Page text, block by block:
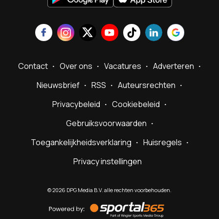
Contact Over ons Vacatures
Adverteren
Nieuwsbrief
RSS
Auteursrechten
Privacybeleid
Cookiebeleid
Gebruiksvoorwaarden
Toegankelijkheidsverklaring
Huisregels
Privacy instellingen
©2026 DPG Media B.V. alle rechten voorbehouden.
by
Sportal365